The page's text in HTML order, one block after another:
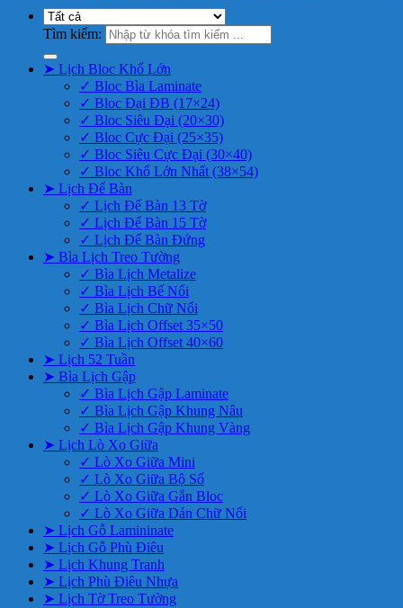
Tìm kiếm:
➤ Lịch Bloc Khổ Lớn
✓ Bloc Bìa Laminate
✓ Bloc Đại ĐB (17×24)
✓ Bloc Siêu Đại (20×30)
✓ Bloc Cực Đại (25×35)
✓ Bloc Siêu Cực Đại (30×40)
✓ Bloc Khổ Lớn Nhất (38×54)
➤ Lịch Để Bàn
✓ Lịch Để Bàn 13 Tờ
✓ Lịch Để Bàn 15 Tờ
✓ Lịch Để Bàn Đứng
➤ Bìa Lịch Treo Tường
✓ Bìa Lịch Metalize
✓ Bìa Lịch Bế Nổi
✓ Bìa Lịch Chữ Nổi
✓ Bìa Lịch Offset 35×50
✓ Bìa Lịch Offset 40×60
➤ Lịch 52 Tuần
➤ Bìa Lịch Gập
✓ Bìa Lịch Gập Laminate
✓ Bìa Lịch Gập Khung Nâu
✓ Bìa Lịch Gập Khung Vàng
➤ Lịch Lò Xo Giữa
✓ Lò Xo Giữa Mini
✓ Lò Xo Giữa Bộ Số
✓ Lò Xo Giữa Gắn Bloc
✓ Lò Xo Giữa Dán Chữ Nổi
➤ Lịch Gỗ Lamininate
➤ Lịch Gỗ Phù Điêu
➤ Lịch Khung Tranh
➤ Lịch Phù Điêu Nhựa
➤ Lịch Tờ Treo Tường